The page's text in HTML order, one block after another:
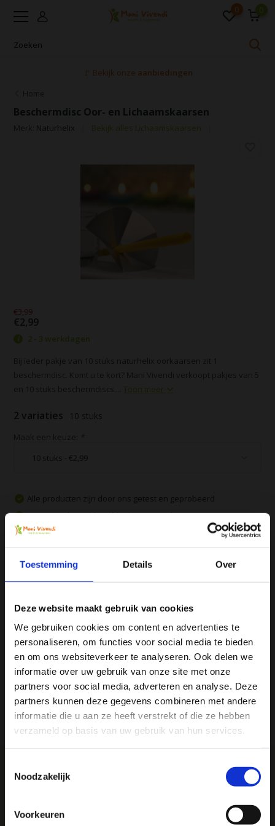
Toestemming Details Over
Deze website maakt gebruik van cookies
We gebruiken cookies om content en advertenties te
personaliseren, om functies voor social media te bieden
en om ons websiteverkeer te analyseren. Ook delen we
informatie over uw gebruik van onze site met onze
partners voor social media, adverteren en analyse. Deze
partners kunnen deze gegevens combineren met andere
informatie die u aan ze heeft verstrekt of die ze hebben
verzameld op basis van uw gebruik van hun services.
Noodzakelijk
Voorkeuren
0 0
🚩 Bekijk onze aanbiedingen
Beschermdisc Oor- en Lichaamskaarsen
Naturhelix Bekijk alles Lichaamskaarsen
€3,99
€2,99
2 - 3 werkdagen
en 10 stuks beschermdiscs....Toon meer
2 variaties 10 stuks
Alle producten zijn door ons getest en geprobeerd
Voor 16:00 besteld, zelfde dag verzonden
Gratis verzending vanaf € 75
Productomschrijving
Specificaties
Reviews
Delen
Mani Vivendi gezondheidsproducten: Net dat
Ja, ik wil 5% korting op mijn
volgende bestelling!
Ontvang direct 5% kortingop je volgende aankoop en
profiteer maandelijks van hoge kortingen door je te
abonneren op onze leuke nieuwsbrief! 😀